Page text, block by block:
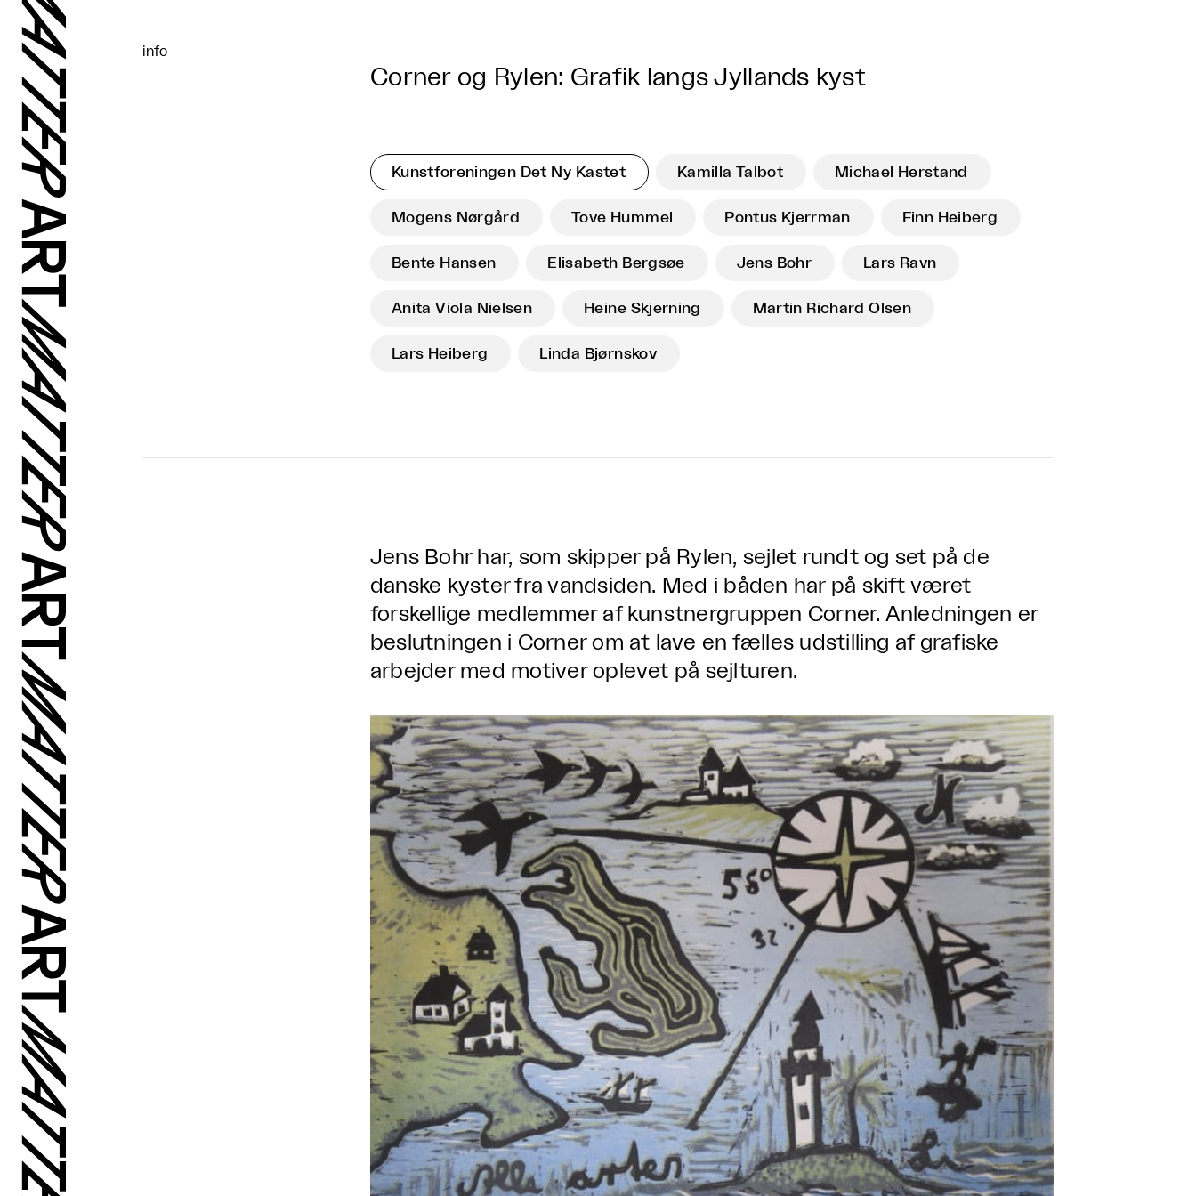
info
Corner og Rylen: Grafik langs Jyllands kyst
Kunstforeningen Det Ny Kastet Kamilla Talbot Michael Herstand
Mogens Nørgård Tove Hummel Pontus Kjerrman Finn Heiberg
Bente Hansen Elisabeth Bergsøe Jens Bohr Lars Ravn
Anita Viola Nielsen Heine Skjerning Martin Richard Olsen
Lars Heiberg Linda Bjørnskov
Jens Bohr har, som skipper på Rylen, sejlet rundt og set på de
danske kyster fra vandsiden. Med i båden har på skift været
forskellige medlemmer af kunstnergruppen Corner. Anledningen er
beslutningen i Corner om at lave en fælles udstilling af grafiske
arbejder med motiver oplevet på sejlturen.